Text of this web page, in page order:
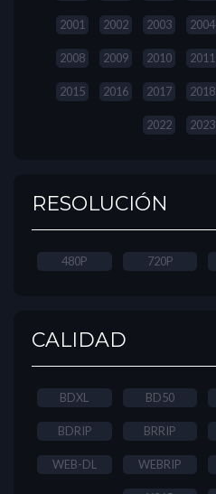
2001 2002 2003 2004
2008 2009 2010 2011
2015 2016 2017 2018
2022 2023
RESOLUCIÓN
480P 720P
CALIDAD
BDXL BD50
BDRIP BRRIP
WEB-DL WEBRIP